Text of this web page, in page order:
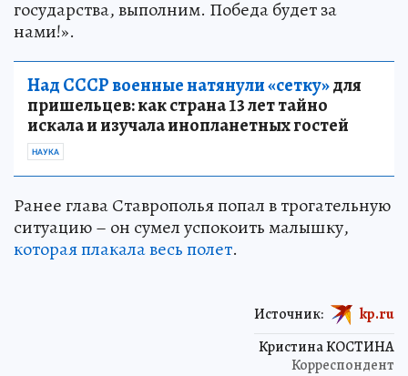
государства, выполним. Победа будет за
нами!».
Над СССР военные натянули «сетку»для
пришельцев: как страна 13 лет тайно
искала и изучала инопланетных гостей
НАУКА
Ранее глава Ставрополья попал в трогательную
ситуацию – он сумел успокоить малышку,
которая плакала весь полет.
Кристина КОСТИНА
Корреспондент
Источник: kp.ru